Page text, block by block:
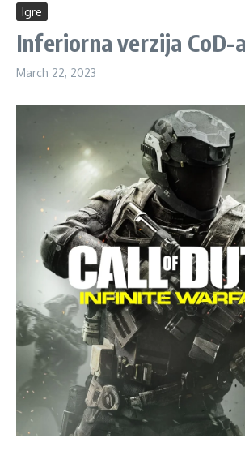
Igre
Inferiorna verzija CoD-a
March 22, 2023